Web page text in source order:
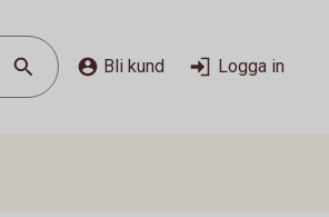
Bli kund Logga in